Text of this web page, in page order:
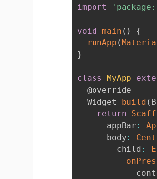
import
void main ( )
{
runApp (
}
class MyApp
  @override
  Widget
build (
return
      appBar
:
      body
:
        child
: